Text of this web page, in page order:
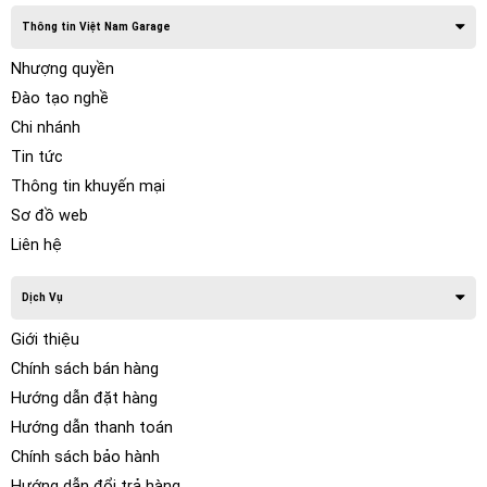
xe.
Hãy cảm nhận sự thoải mái vượt trội và độ rõ
nét ưu việt.
Dòng sản phẩm phim cách nhiệt trong suốt 3M có khả năng
loại bỏ nhiệt hiệu quả hơn so với các loại phim dán tối màu
Thông tin Việt Nam Garage
Nhượng quyền
Đào tạo nghề
Chi nhánh
Tin tức
Thông tin khuyến mại
Sơ đồ web
Liên hệ
Dịch Vụ
Giới thiệu
Chính sách bán hàng
Hướng dẫn đặt hàng
Hướng dẫn thanh toán
Chính sách bảo hành